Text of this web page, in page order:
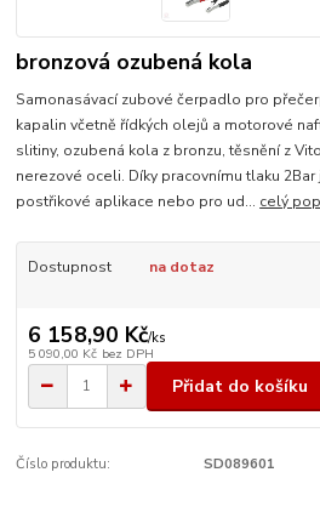
bronzová ozubená kola
Samonasávací zubové čerpadlo pro
kapalin včetně řídkých olejů a motorové
slitiny, ozubená kola z bronzu, těsnění z
nerezové oceli. Díky pracovnímu tlaku
postřikové aplikace nebo pro ud... celý
Dostupnost na dotaz
6 158,90 Kč/ks
5 090,00 Kč bez DPH
Přidat do košíku
Číslo produktu: SD089601